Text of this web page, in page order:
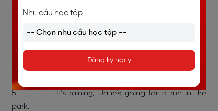
2. Jamie will have finished the essay ____ the time you
receive the letter.
3. I made pancakes _________ I got home.
4. Brandley knows that there will be trouble _____ he
doesn’t complete the paperwork.
5. ________ it’s raining, Jane’s going for a run in the
park.
Nhu cầu học tập
Đăng ký ngay